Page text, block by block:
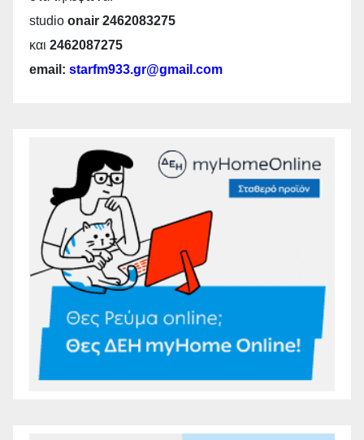
studio onair 2462083275
και 2462087275
email: starfm933.gr@gmail.com